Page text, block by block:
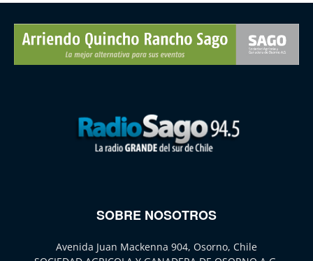
SOBRE NOSOTROS
Avenida Juan Mackenna 904, Osorno, Chile